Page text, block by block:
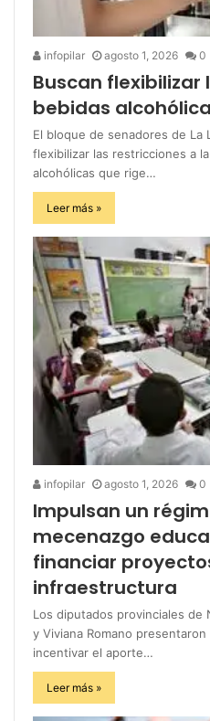
infopilar agosto 1, 2026 0
Buscan flexibilizar
bebidas
El bloque de senadores de La
flexibilizar las restricciones a
alcohólicas que rige…
Leer más »
infopilar agosto 1, 2026 0
Impulsan un
mecenazgo
financiar
infraestructura
Los diputados provinciales de
y Viviana Romano
incentivar el aporte…
Leer más »